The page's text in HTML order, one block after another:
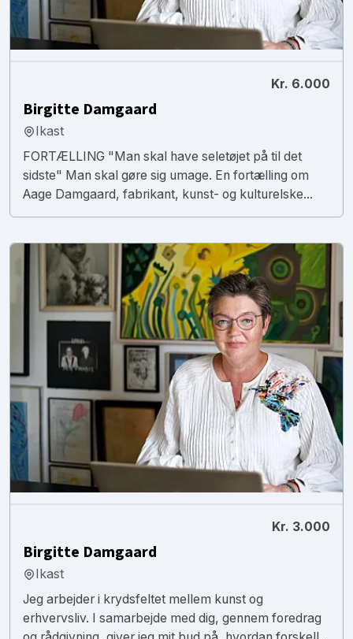
Kr. 6.000
Birgitte Damgaard
Ikast
FORTÆLLING "Man skal have seletøjet på til det
sidste" Man skal gøre sig umage. En fortælling om
Aage Damgaard, fabrikant, kunst- og kulturelske...
Kr. 3.000
Birgitte Damgaard
Ikast
Jeg arbejder i krydsfeltet mellem kunst og
erhvervsliv. I samarbejde med dig, gennem foredrag